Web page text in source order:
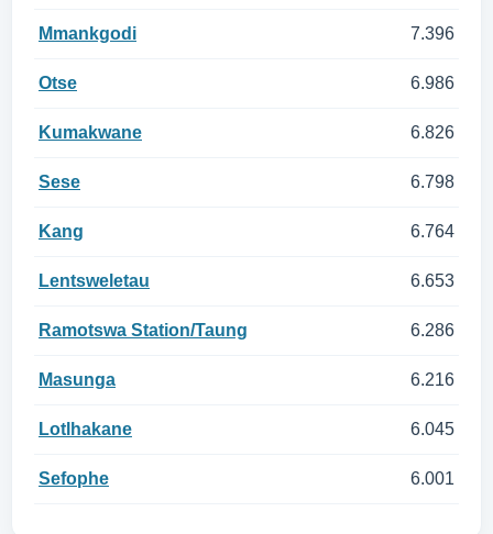
Mmankgodi 7.396
Otse 6.986
Kumakwane 6.826
Sese 6.798
Kang 6.764
Lentsweletau 6.653
Ramotswa Station/Taung 6.286
Masunga 6.216
Lotlhakane 6.045
Sefophe 6.001